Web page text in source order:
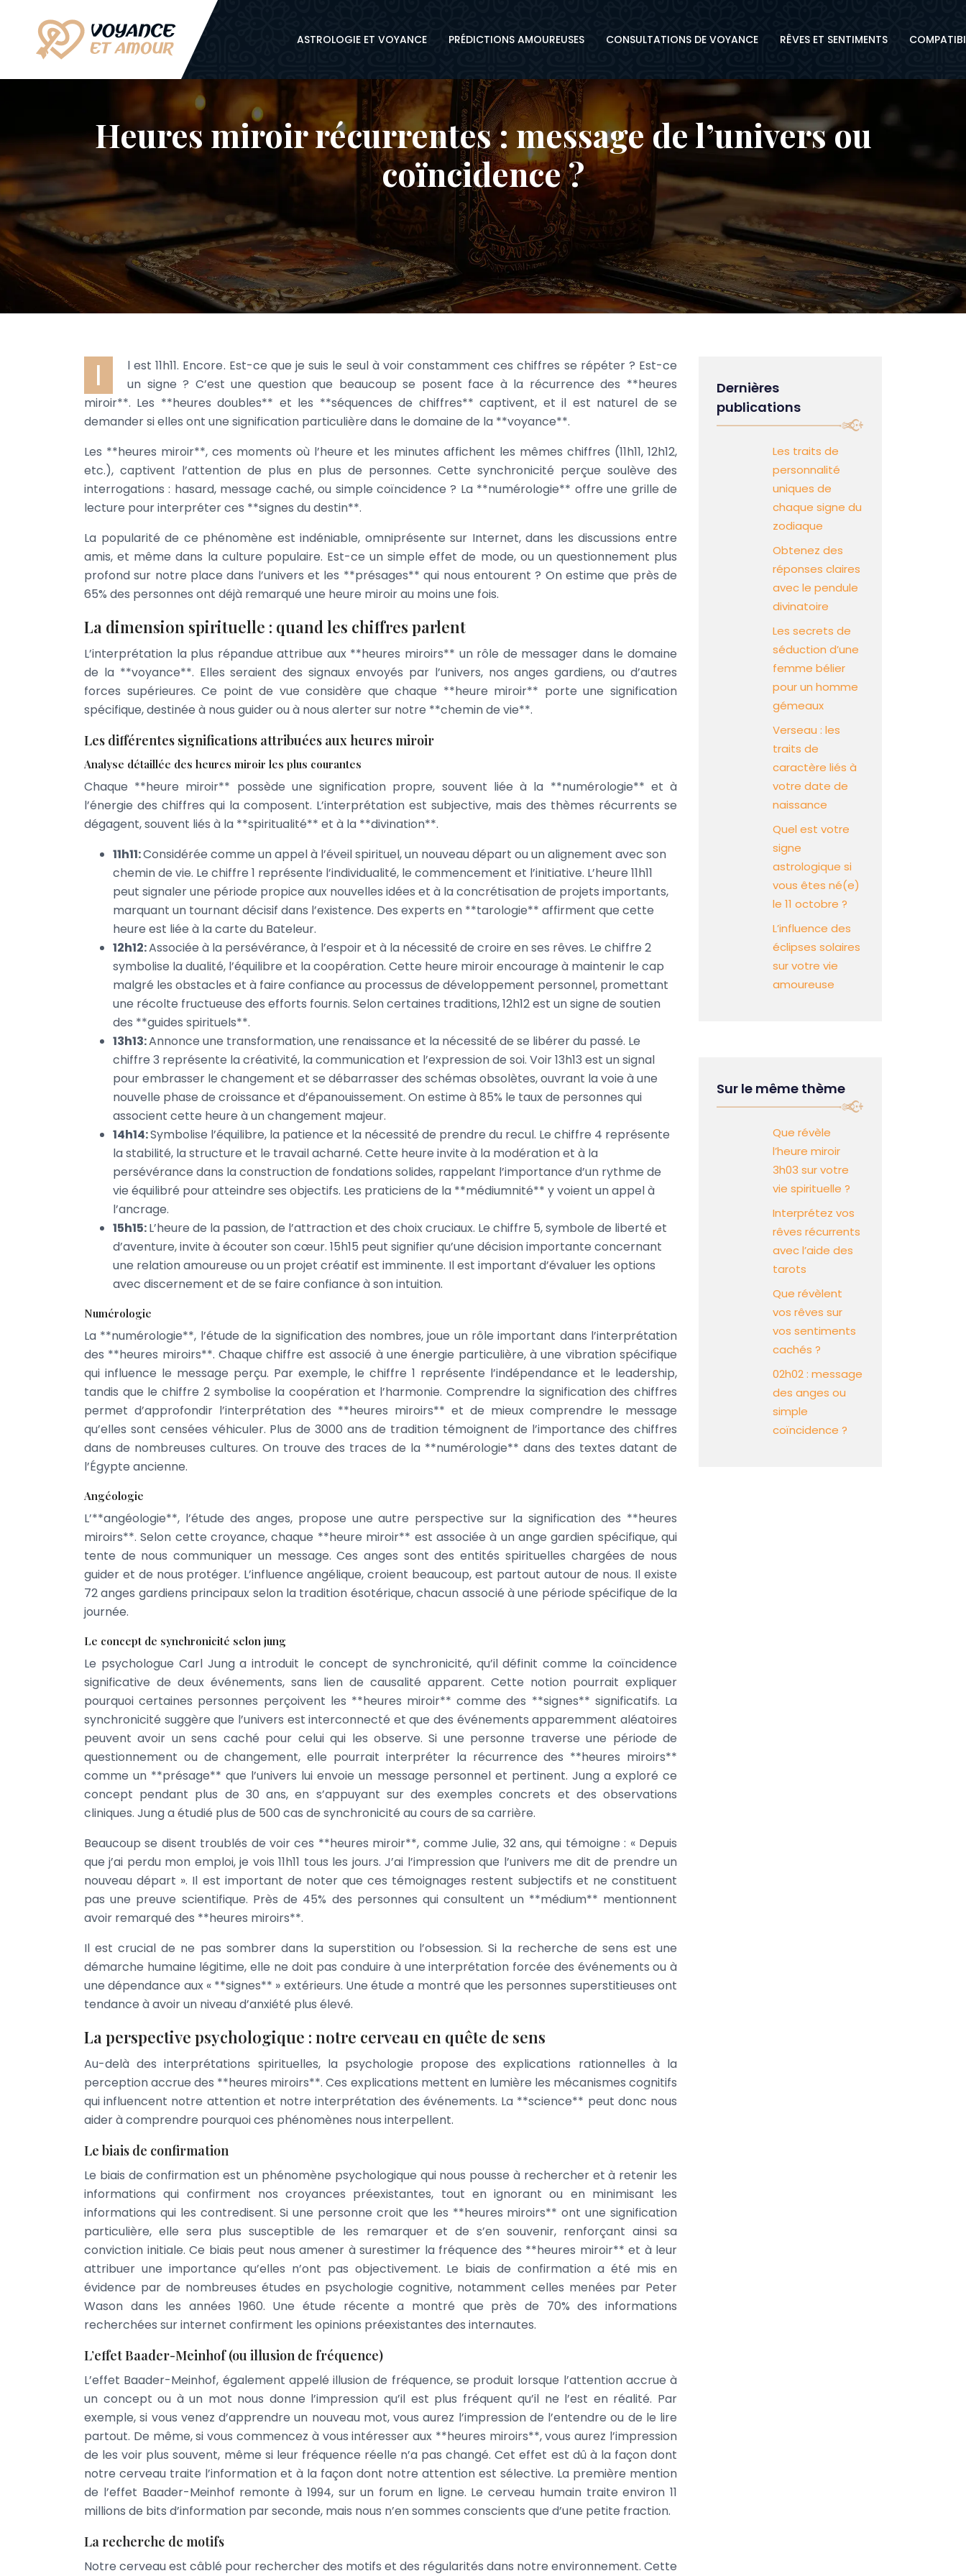
ASTROLOGIE ET VOYANCE PRÉDICTIONS AMOUREUSES CONSULTATIONS DE VOYANCE RÊVES ET SENTIMENTS
Heures miroir récurrentes : message de l’univers ou
coïncidence ?
I
l est 11h11. Encore. Est-ce que je suis le seul à voir constamment ces chiffres se répéter ? Est-ce
un signe ? C’est une question que beaucoup se posent face à la récurrence des **heures
miroir**. Les **heures doubles** et les **séquences de chiffres** captivent, et il est naturel de se
demander si elles ont une signification particulière dans le domaine de la **voyance**.
Les **heures miroir**, ces moments où l’heure et les minutes affichent les mêmes chiffres (11h11, 12h12,
etc.), captivent l’attention de plus en plus de personnes. Cette synchronicité perçue soulève des
interrogations : hasard, message caché, ou simple coïncidence ? La **numérologie** offre une grille de
lecture pour interpréter ces **signes du destin**.
La popularité de ce phénomène est indéniable, omniprésente sur Internet, dans les discussions entre
amis, et même dans la culture populaire. Est-ce un simple effet de mode, ou un questionnement plus
profond sur notre place dans l’univers et les **présages** qui nous entourent ? On estime que près de
65% des personnes ont déjà remarqué une heure miroir au moins une fois.
La dimension spirituelle : quand les chiffres parlent
L’interprétation la plus répandue attribue aux **heures miroirs** un rôle de messager dans le domaine
de la **voyance**. Elles seraient des signaux envoyés par l’univers, nos anges gardiens, ou d’autres
forces supérieures. Ce point de vue considère que chaque **heure miroir** porte une signification
spécifique, destinée à nous guider ou à nous alerter sur notre **chemin de vie**.
Les différentes significations attribuées aux heures miroir
Analyse détaillée des heures miroir les plus courantes
Chaque **heure miroir** possède une signification propre, souvent liée à la **numérologie** et à
l’énergie des chiffres qui la composent. L’interprétation est subjective, mais des thèmes récurrents se
dégagent, souvent liés à la **spiritualité** et à la **divination**.
11h11:Considérée comme un appel à l’éveil spirituel, un nouveau départ ou un alignement avec son
chemin de vie. Le chiffre 1 représente l’individualité, le commencement et l’initiative. L’heure 11h11
peut signaler une période propice aux nouvelles idées et à la concrétisation de projets importants,
marquant un tournant décisif dans l’existence. Des experts en **tarologie** affirment que cette
heure est liée à la carte du Bateleur.
12h12:Associée à la persévérance, à l’espoir et à la nécessité de croire en ses rêves. Le chiffre 2
symbolise la dualité, l’équilibre et la coopération. Cette heure miroir encourage à maintenir le cap
malgré les obstacles et à faire confiance au processus de développement personnel, promettant
une récolte fructueuse des efforts fournis. Selon certaines traditions, 12h12 est un signe de soutien
des **guides spirituels**.
13h13:Annonce une transformation, une renaissance et la nécessité de se libérer du passé. Le
chiffre 3 représente la créativité, la communication et l’expression de soi. Voir 13h13 est un signal
pour embrasser le changement et se débarrasser des schémas obsolètes, ouvrant la voie à une
nouvelle phase de croissance et d’épanouissement. On estime à 85% le taux de personnes qui
associent cette heure à un changement majeur.
14h14:Symbolise l’équilibre, la patience et la nécessité de prendre du recul. Le chiffre 4 représente
la stabilité, la structure et le travail acharné. Cette heure invite à la modération et à la
persévérance dans la construction de fondations solides, rappelant l’importance d’un rythme de
vie équilibré pour atteindre ses objectifs. Les praticiens de la **médiumnité** y voient un appel à
l’ancrage.
15h15:L’heure de la passion, de l’attraction et des choix cruciaux. Le chiffre 5, symbole de liberté et
d’aventure, invite à écouter son cœur. 15h15 peut signifier qu’une décision importante concernant
une relation amoureuse ou un projet créatif est imminente. Il est important d’évaluer les options
avec discernement et de se faire confiance à son intuition.
Numérologie
La **numérologie**, l’étude de la signification des nombres, joue un rôle important dans l’interprétation
des **heures miroirs**. Chaque chiffre est associé à une énergie particulière, à une vibration spécifique
qui influence le message perçu. Par exemple, le chiffre 1 représente l’indépendance et le leadership,
tandis que le chiffre 2 symbolise la coopération et l’harmonie. Comprendre la signification des chiffres
permet d’approfondir l’interprétation des **heures miroirs** et de mieux comprendre le message
qu’elles sont censées véhiculer. Plus de 3000 ans de tradition témoignent de l’importance des chiffres
dans de nombreuses cultures. On trouve des traces de la **numérologie** dans des textes datant de
l’Égypte ancienne.
Angéologie
L’**angéologie**, l’étude des anges, propose une autre perspective sur la signification des **heures
miroirs**. Selon cette croyance, chaque **heure miroir** est associée à un ange gardien spécifique, qui
tente de nous communiquer un message. Ces anges sont des entités spirituelles chargées de nous
guider et de nous protéger. L’influence angélique, croient beaucoup, est partout autour de nous. Il existe
72 anges gardiens principaux selon la tradition ésotérique, chacun associé à une période spécifique de la
journée.
Le concept de synchronicité selon jung
Le psychologue Carl Jung a introduit le concept de synchronicité, qu’il définit comme la coïncidence
significative de deux événements, sans lien de causalité apparent. Cette notion pourrait expliquer
pourquoi certaines personnes perçoivent les **heures miroir** comme des **signes** significatifs. La
synchronicité suggère que l’univers est interconnecté et que des événements apparemment aléatoires
peuvent avoir un sens caché pour celui qui les observe. Si une personne traverse une période de
questionnement ou de changement, elle pourrait interpréter la récurrence des **heures miroirs**
comme un **présage** que l’univers lui envoie un message personnel et pertinent. Jung a exploré ce
concept pendant plus de 30 ans, en s’appuyant sur des exemples concrets et des observations
cliniques. Jung a étudié plus de 500 cas de synchronicité au cours de sa carrière.
Beaucoup se disent troublés de voir ces **heures miroir**, comme Julie, 32 ans, qui témoigne : « Depuis
que j’ai perdu mon emploi, je vois 11h11 tous les jours. J’ai l’impression que l’univers me dit de prendre un
nouveau départ ». Il est important de noter que ces témoignages restent subjectifs et ne constituent
pas une preuve scientifique. Près de 45% des personnes qui consultent un **médium** mentionnent
avoir remarqué des **heures miroirs**.
Il est crucial de ne pas sombrer dans la superstition ou l’obsession. Si la recherche de sens est une
démarche humaine légitime, elle ne doit pas conduire à une interprétation forcée des événements ou à
une dépendance aux « **signes** » extérieurs. Une étude a montré que les personnes superstitieuses ont
tendance à avoir un niveau d’anxiété plus élevé.
La perspective psychologique : notre cerveau en quête de sens
Au-delà des interprétations spirituelles, la psychologie propose des explications rationnelles à la
perception accrue des **heures miroirs**. Ces explications mettent en lumière les mécanismes cognitifs
qui influencent notre attention et notre interprétation des événements. La **science** peut donc nous
aider à comprendre pourquoi ces phénomènes nous interpellent.
Le biais de confirmation
Le biais de confirmation est un phénomène psychologique qui nous pousse à rechercher et à retenir les
informations qui confirment nos croyances préexistantes, tout en ignorant ou en minimisant les
informations qui les contredisent. Si une personne croit que les **heures miroirs** ont une signification
particulière, elle sera plus susceptible de les remarquer et de s’en souvenir, renforçant ainsi sa
conviction initiale. Ce biais peut nous amener à surestimer la fréquence des **heures miroir** et à leur
attribuer une importance qu’elles n’ont pas objectivement. Le biais de confirmation a été mis en
évidence par de nombreuses études en psychologie cognitive, notamment celles menées par Peter
Wason dans les années 1960. Une étude récente a montré que près de 70% des informations
recherchées sur internet confirment les opinions préexistantes des internautes.
L’effet Baader-Meinhof (ou illusion de fréquence)
L’effet Baader-Meinhof, également appelé illusion de fréquence, se produit lorsque l’attention accrue à
un concept ou à un mot nous donne l’impression qu’il est plus fréquent qu’il ne l’est en réalité. Par
exemple, si vous venez d’apprendre un nouveau mot, vous aurez l’impression de l’entendre ou de le lire
partout. De même, si vous commencez à vous intéresser aux **heures miroirs**, vous aurez l’impression
de les voir plus souvent, même si leur fréquence réelle n’a pas changé. Cet effet est dû à la façon dont
notre cerveau traite l’information et à la façon dont notre attention est sélective. La première mention
de l’effet Baader-Meinhof remonte à 1994, sur un forum en ligne. Le cerveau humain traite environ 11
millions de bits d’information par seconde, mais nous n’en sommes conscients que d’une petite fraction.
La recherche de motifs
Notre cerveau est câblé pour rechercher des motifs et des régularités dans notre environnement. Cette
Dernières
publications
Les traits de
personnalité
uniques de
chaque signe du
zodiaque
Obtenez des
réponses claires
avec le pendule
divinatoire
Les secrets de
séduction d’une
femme bélier
pour un homme
gémeaux
Verseau : les
traits de
caractère liés à
votre date de
naissance
Quel est votre
signe
astrologique si
vous êtes né(e)
le 11 octobre ?
L’influence des
éclipses solaires
sur votre vie
amoureuse
Sur le même thème
Que révèle
l’heure miroir
3h03 sur votre
vie spirituelle ?
Interprétez vos
rêves récurrents
avec l’aide des
tarots
Que révèlent
vos rêves sur
vos sentiments
cachés ?
02h02 : message
des anges ou
simple
coïncidence ?